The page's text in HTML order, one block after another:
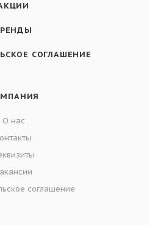
СОГЛАШЕНИЕ
О нас
соглашение